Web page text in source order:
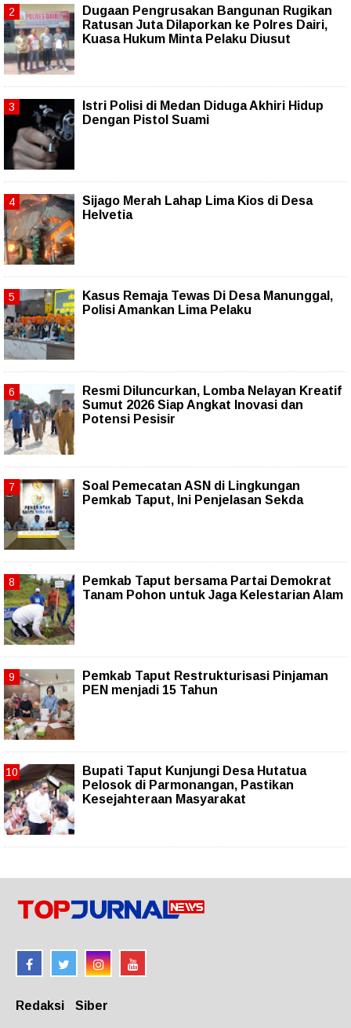
Dugaan Pengrusakan Bangunan Rugikan
Ratusan Juta Dilaporkan ke Polres Dairi,
Kuasa Hukum Minta Pelaku Diusut
Istri Polisi di Medan Diduga Akhiri Hidup
Dengan Pistol Suami
Sijago Merah Lahap Lima Kios di Desa
Helvetia
Kasus Remaja Tewas Di Desa Manunggal,
Polisi Amankan Lima Pelaku
Resmi Diluncurkan, Lomba Nelayan Kreatif
Sumut 2026 Siap Angkat Inovasi dan
Potensi Pesisir
Soal Pemecatan ASN di Lingkungan
Pemkab Taput, Ini Penjelasan Sekda
Pemkab Taput bersama Partai Demokrat
Tanam Pohon untuk Jaga Kelestarian Alam
Pemkab Taput Restrukturisasi Pinjaman
PEN menjadi 15 Tahun‎
Bupati Taput Kunjungi Desa Hutatua
Pelosok di Parmonangan, Pastikan
Kesejahteraan Masyarakat
Redaksi Siber